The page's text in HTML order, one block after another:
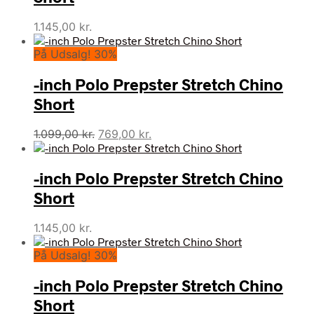
1.145,00 kr.
På Udsalg! 30%
-inch Polo Prepster Stretch Chino
Short
1.099,00kr. Den
oprindelige
var:
1.099,00 kr..
769,00 kr.
aktuelle
er:
769,00 kr..
-inch Polo Prepster Stretch Chino
Short
1.145,00 kr.
På Udsalg! 30%
-inch Polo Prepster Stretch Chino
Short